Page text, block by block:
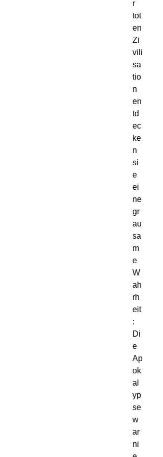
r
tot
en
Zi
vili
sa
tio
n
en
td
ec
ke
n
si
e
ei
ne
gr
au
sa
m
e
W
ah
rh
eit
:
Di
e
Ap
ok
al
yp
se
w
ar
ni